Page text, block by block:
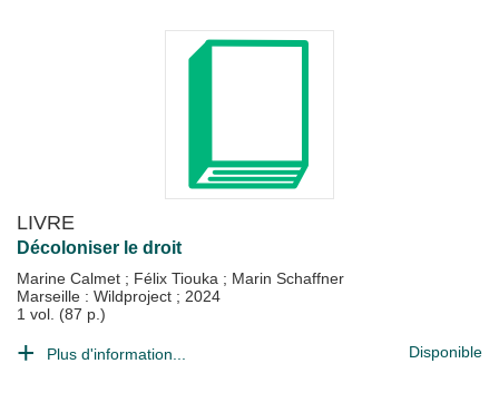
LIVRE
Décoloniser le droit
Marine Calmet ; Félix Tiouka ; Marin Schaffner
Marseille : Wildproject ; 2024
1 vol. (87 p.)
Plus d'information... Disponible